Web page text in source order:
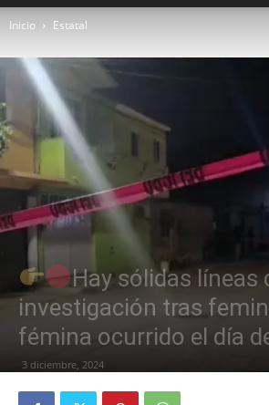
Oaxaca
Inicio Estatal
Hay sólidas líneas
investigación tras
fémina ocurrido el día
3 diciembre, 2024